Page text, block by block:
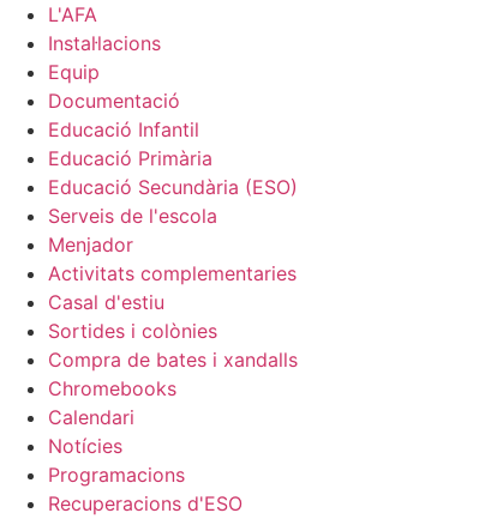
L'AFA
Instal·lacions
Equip
Documentació
Educació Infantil
Educació Primària
Educació Secundària (ESO)
Serveis de l'escola
Menjador
Activitats complementaries
Casal d'estiu
Sortides i colònies
Compra de bates i xandalls
Chromebooks
Calendari
Notícies
Programacions
Recuperacions d'ESO